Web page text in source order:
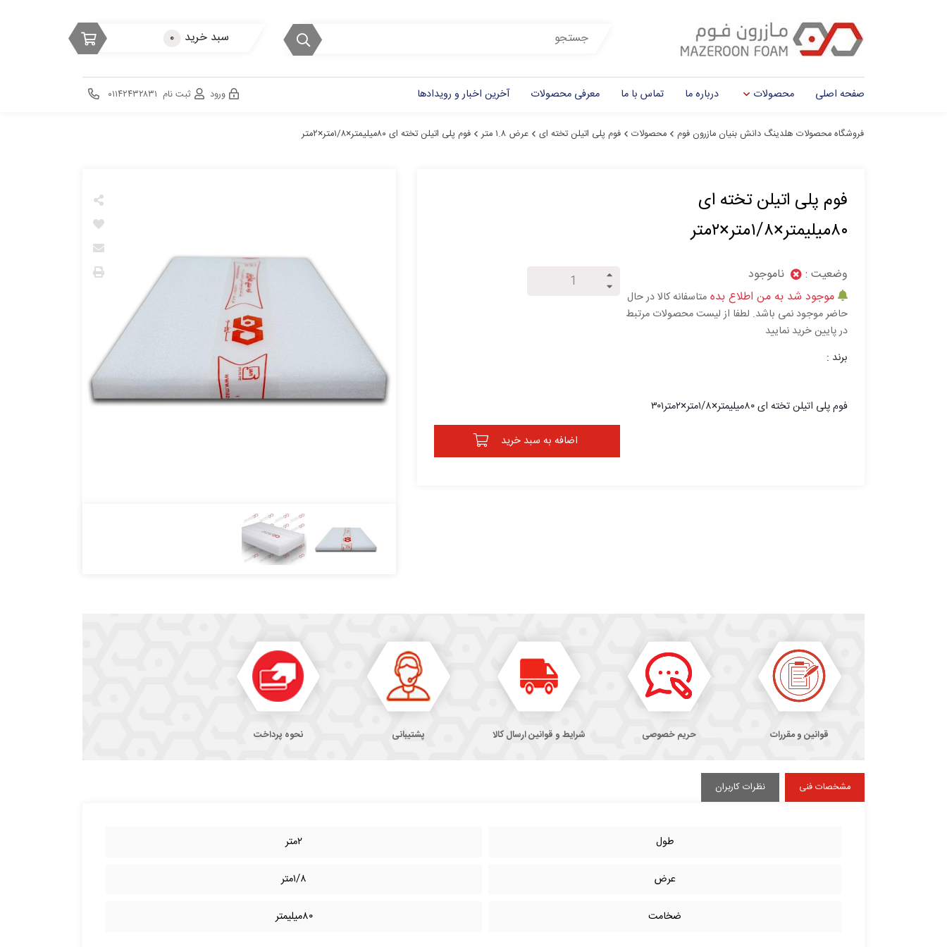
سبد خرید ۰
صفحه اصلی محصولات درباره ما تماس با ما معرفی محصولات آخرین اخبار و رویدادها ورود ثبت نام ۰۱۱۴۲۴۳۲۸۳۱
فروشگاه محصولات هلدینگ دانش بنیان مازرون فوم محصولات فوم پلی اتیلن تخته ای عرض ۱.۸ متر فوم پلی اتیلن تخته ای ۸۰میلیمتر×۱/۸متر×۲متر
فوم پلی اتیلن تخته ای
۸۰میلیمتر×۱/۸متر×۲متر
وضعیت :
ناموجود
موجود شد به من اطلاع بده متاسفانه کالا در حال
حاضر موجود نمی باشد. لطفا از لیست محصولات مرتبط
در پایین خرید نمایید
برند :
فوم پلی اتیلن تخته ای ۸۰میلیمتر×۱/۸متر×۲متر۳۰۱
اضافه به سبد خرید
قوانین و مقررات حریم خصوصی شرایط و قوانین ارسال کالا پشتیبانی نحوه پرداخت
مشخصات فنی نظرات کاربران
طول ۲متر
عرض ۱/۸متر
ضخامت ۸۰میلیمتر